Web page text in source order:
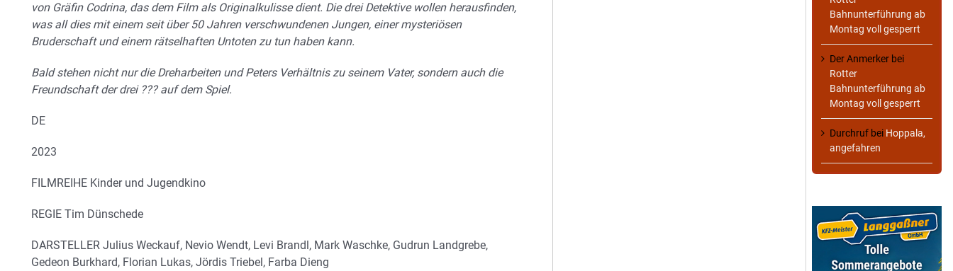
von Gräfin Codrina, das dem Film als Originalkulisse dient. Die drei Detektive wollen herausfinden,
was all dies mit einem seit über 50 Jahren verschwundenen Jungen, einer mysteriösen
Bruderschaft und einem rätselhaften Untoten zu tun haben kann.
Bald stehen nicht nur die Dreharbeiten und Peters Verhältnis zu seinem Vater, sondern auch die
Freundschaft der drei ??? auf dem Spiel.
DE
2023
FILMREIHE Kinder und Jugendkino
REGIE Tim Dünschede
DARSTELLER Julius Weckauf, Nevio Wendt, Levi Brandl, Mark Waschke, Gudrun Landgrebe,
Gedeon Burkhard, Florian Lukas, Jördis Triebel, Farba Dieng
Bahnunterführung ab
Montag voll gesperrt
Der Anmerker bei
Rotter
Bahnunterführung ab
Montag voll gesperrt
Durchruf bei Hoppala,
angefahren